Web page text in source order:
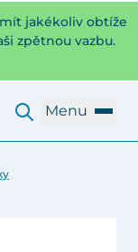
jakékoliv obtíže
zpětnou vazbu.
Menu